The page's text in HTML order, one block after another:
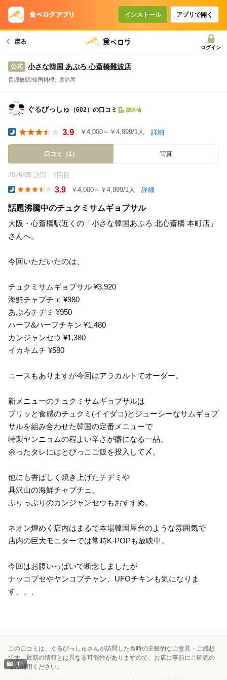
インストール アプリで開く
戻る
ログイン
公式 小さな韓国 あぷろ 心斎橋難波店
長堀橋駅/韓国料理､ 居酒屋
ぐるびっしゅ （602）の口コミ 認証済
3.9 ￥4,000～￥4,999/1人 詳細
口コミ（1） 写真
2026/05 訪問 1回目
3.9 ￥4,000～￥4,999/1人 詳細
話題沸騰中のチュクミサムギョプサル
大阪・心斎橋駅近くの「小さな韓国あぷろ 北心斎橋 本町店」
さんへ。
今回いただいたのは、
チュクミサムギョプサル ¥3,920
海鮮チャプチェ ¥980
あぷろチヂミ ¥950
ハーフ&ハーフチキン ¥1,480
カンジャンセウ ¥1,380
イカキムチ ¥580
コースもありますが今回はアラカルトでオーダー。
新メニューのチュクミサムギョプサルは
プリッと食感のチュクミ(イイダコ)とジューシーなサムギョプ
サルを組み合わせた韓国の定番メニューで
特製ヤンニョムの程よい辛さが癖になる一品。
余ったタレにはとびっこご飯を投入して〆。
他にも香ばしく焼き上げたチヂミや
具沢山の海鮮チャプチェ、
ぷりっぷりのカンジャンセウもおすすめ。
ネオン煌めく店内はまるで本場韓国屋台のような雰囲気で
店内の巨大モニターでは常時K-POPも放映中。
今回はお腹いっぱいで断念しましたが
ナッコプセやヤンコプチャン、UFOチキンも気になりま
す、、、
11
この口コミは、ぐるびっしゅさんが訪問した当時の主観的なご意見・ご感想
です。最新の情報とは異なる可能性がありますので、お店に事前にご確認の
上ご利用ください。